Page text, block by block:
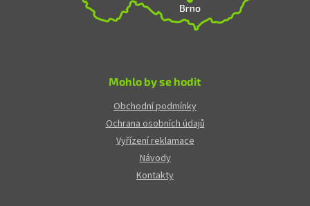
Mohlo by se hodit
Obchodní podmínky
Ochrana osobních údajů
Vyřízení reklamace
Návody
Kontakty